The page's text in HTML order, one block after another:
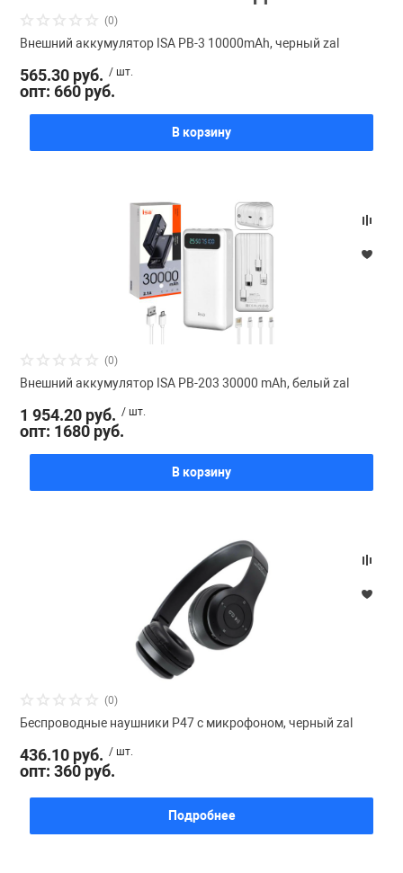
(0)
Внешний аккумулятор ISA PB-3 10000mAh, черный zal
565.30 руб. / шт.
опт: 660 руб.
В корзину
(0)
Внешний аккумулятор ISA PB-203 30000 mAh, белый zal
1 954.20 руб. / шт.
опт: 1680 руб.
В корзину
(0)
Беспроводные наушники P47 с микрофоном, черный zal
436.10 руб. / шт.
опт: 360 руб.
Подробнее